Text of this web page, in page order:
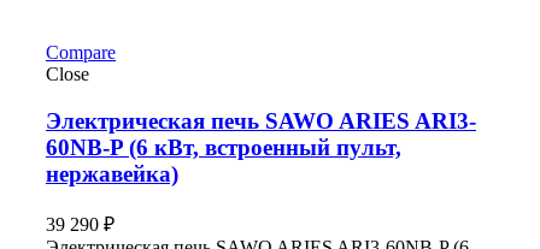
Compare
Close
Электрическая печь SAWO ARIES ARI3-
60NB-P (6 кВт, встроенный пульт,
нержавейка)
39 290 ₽